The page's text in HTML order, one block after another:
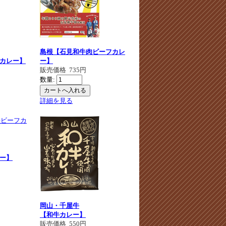
レー】
島根【石見和牛肉ビーフカレ
ー】
販売価格 735円
数量:
詳細を見る
】
岡山・千屋牛
【和牛カレー】
販売価格 550円